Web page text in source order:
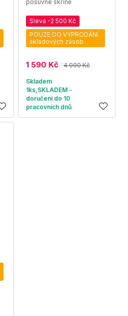
posuvné skříně
Sleva -2 500 Kč
POUZE DO VYPRODÁNÍ
skladových zásob
1 590 Kč 4 090 Kč
Skladem
1ks,SKLADEM -
doručení do 10
pracovních dnů